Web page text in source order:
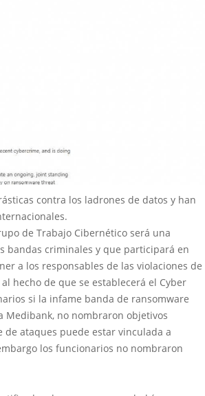
contra los ladrones de datos y han
de Trabajo Cibernético será una
bandas criminales y que participará en
a los responsables de las violaciones de
hecho de que se establecerá el Cyber
si la infame banda de ransomware
Medibank, no nombraron objetivos
ataques puede estar vinculada a
los funcionarios no nombraron